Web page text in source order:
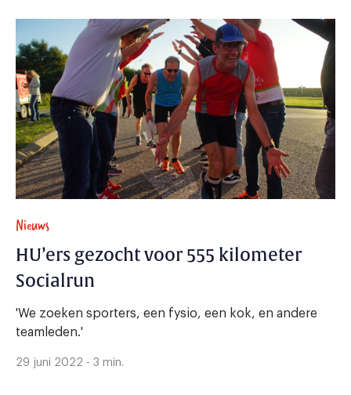
Nieuws
HU’ers gezocht voor 555 kilometer
Socialrun
'We zoeken sporters, een fysio, een kok, en andere
teamleden.'
29 juni 2022 - 3 min.